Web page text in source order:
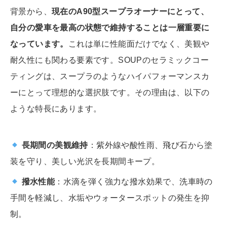
背景から、 現在のA90型スープラオーナーにとって、
自分の愛車を最高の状態で維持することは一層重要に
なっています。
これは単に性能面だけでなく、美観や
耐久性にも関わる要素です。SOUPのセラミックコー
ティングは、スープラのようなハイパフォーマンスカ
ーにとって理想的な選択肢です。その理由は、以下の
ような特長にあります。
長期間の美観維持：紫外線や酸性雨、飛び石から塗
装を守り、美しい光沢を長期間キープ。
撥水性能：水滴を弾く強力な撥水効果で、洗車時の
手間を軽減し、水垢やウォータースポットの発生を抑
制。